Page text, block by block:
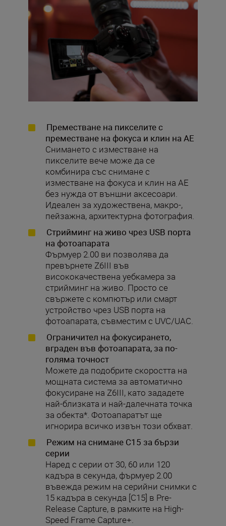
Преместване на пикселите с
преместване на фокуса и клин на AE
Снимането с изместване на
пикселите вече може да се
комбинира със снимане с
изместване на фокуса и клин на AE
без нужда от външни аксесоари.
Идеален за художествена, макро-,
пейзажна, архитектурна фотография.
Стрийминг на живо чрез USB порта
на фотоапарата
Фърмуер 2.00 ви позволява да
превърнете Z6III във
висококачествена уебкамера за
стрийминг на живо. Просто се
свържете с компютър или смарт
устройство чрез USB порта на
фотоапарата, съвместим с UVC/UAC.
Oграничител на фокусирането,
вграден във фотоапарата, за по-
голяма точност
Можете да подобрите скоростта на
мощната система за автоматично
фокусиране на Z6III, като зададете
най-близката и най-далечната точка
за обекта*. Фотоапаратът ще
игнорира всичко извън този обхват.
Режим на снимане C15 за бързи
серии
Наред с серии от 30, 60 или 120
кадъра в секунда, фърмуер 2.00
въвежда режим на серийни снимки с
15 кадъра в секунда [C15] в Pre-
Release Capture, в рамките на High-
Speed Frame Capture+.